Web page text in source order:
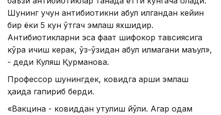
Шунинг учун антибиотикни қабул қилгандан кейин
бир ёки 5 кун ўтгач эмлаш яхшидир.
Антибиотикларни эса фақат шифокор тавсиясига
кўра ичиш керак, ўз-ўзидан қабул қилмагани маъқул»,
- деди Куляш Қурманова.
Профессор шунингдек, ковидга қарши эмлаш
ҳақида гапириб берди.
«Вакцина - ковиддан қутулиш йўли. Агар одам